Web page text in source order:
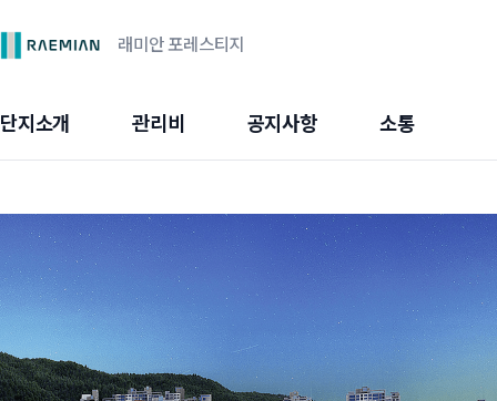
래미안 포레스티지
단지소개 관리비 공지사항 소통